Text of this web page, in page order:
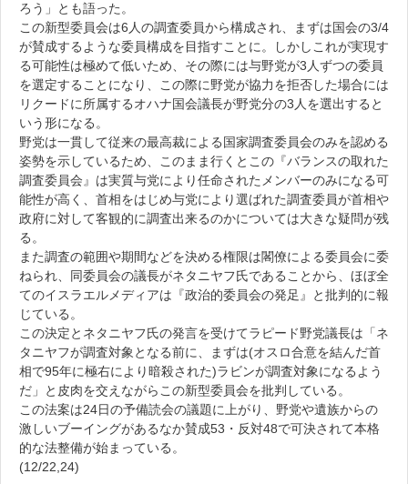
ろう」とも語った。
この新型委員会は6人の調査委員から構成され、まずは国会の3/4
が賛成するような委員構成を目指すことに。しかしこれが実現す
る可能性は極めて低いため、その際には与野党が3人ずつの委員
を選定することになり、この際に野党が協力を拒否した場合には
リクードに所属するオハナ国会議長が野党分の3人を選出すると
いう形になる。
野党は一貫して従来の最高裁による国家調査委員会のみを認める
姿勢を示しているため、このまま行くとこの『バランスの取れた
調査委員会』は実質与党により任命されたメンバーのみになる可
能性が高く、首相をはじめ与党により選ばれた調査委員が首相や
政府に対して客観的に調査出来るのかについては大きな疑問が残
る。
また調査の範囲や期間などを決める権限は閣僚による委員会に委
ねられ、同委員会の議長がネタニヤフ氏であることから、ほぼ全
てのイスラエルメディアは『政治的委員会の発足』と批判的に報
じている。
この決定とネタニヤフ氏の発言を受けてラピード野党議長は「ネ
タニヤフが調査対象となる前に、まずは(オスロ合意を結んだ首
相で95年に極右により暗殺された)ラビンが調査対象になるよう
だ」と皮肉を交えながらこの新型委員会を批判している。
この法案は24日の予備読会の議題に上がり、野党や遺族からの
激しいブーイングがあるなか賛成53・反対48で可決されて本格
的な法整備が始まっている。
(12/22,24)